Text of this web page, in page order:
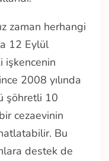
zaman herhangi
12 Eylül
işkencenin
2008 yılında
şöhretli 10
cezaevinin
Bu
destek de